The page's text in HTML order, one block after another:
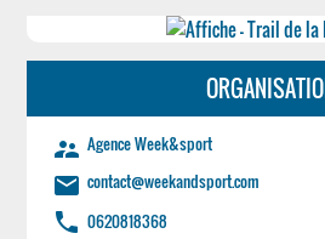
supervisor_account Agence Week&sport
email contact@weekandsport.com
phone 0620818368